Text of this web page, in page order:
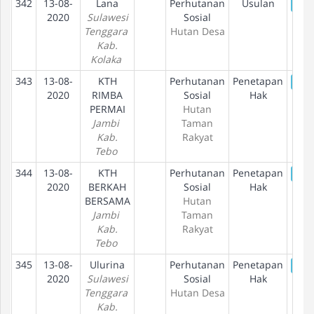
342
13-08-
2020
Lana
Sulawesi
Tenggara
Kab.
Kolaka
Perhutanan
Sosial
Hutan Desa
Usulan
343
13-08-
2020
KTH
RIMBA
PERMAI
Jambi
Kab.
Tebo
Perhutanan
Sosial
Hutan
Taman
Rakyat
Penetapan
Hak
344
13-08-
2020
KTH
BERKAH
BERSAMA
Jambi
Kab.
Tebo
Perhutanan
Sosial
Hutan
Taman
Rakyat
Penetapan
Hak
345
13-08-
2020
Ulurina
Sulawesi
Tenggara
Kab.
Perhutanan
Sosial
Hutan Desa
Penetapan
Hak